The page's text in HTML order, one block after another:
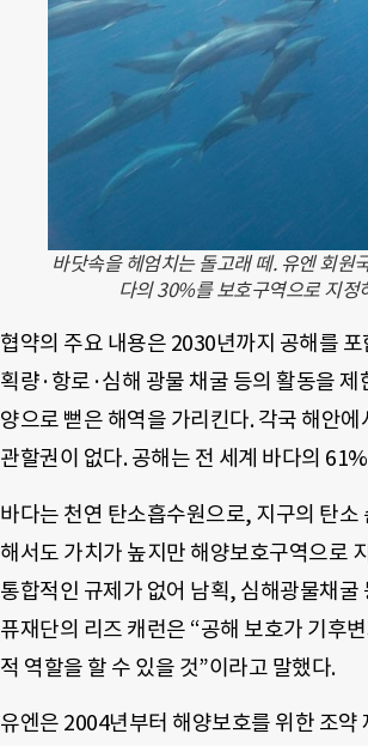
바닷속을 헤엄치는 돌고래 떼. 유엔 회원
다의 30%를 보호구역으로 지
협약의 주요 내용은 2030년까지 공해를
획량·항로·심해 광물 채굴 등의 활동을
양으로 뻗은 해역을 가리킨다. 각국 해안
관할권이 없다. 공해는 전 세계 바다의
바다는 천연 탄소흡수원으로, 지구의 탄소
해서도 가치가 높지만 해양보호구역으로
통합적인 규제가 없어 남획, 심해광물채
퓨재단의 리즈 캐런은 “공해 보호가 기후
적 역할을 할 수 있을 것”이라고 말했다.
유엔은 2004년부터 해양보호를 위한 조